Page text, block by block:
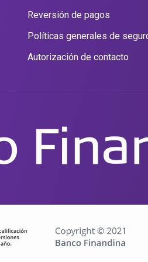
Reversión de pagos
Políticas generales de
Autorización de contacto